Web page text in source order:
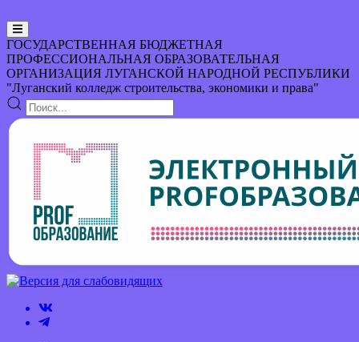
ГОСУДАРСТВЕННАЯ БЮДЖЕТНАЯ
ПРОФЕССИОНАЛЬНАЯ ОБРАЗОВАТЕЛЬНАЯ
ОРГАНИЗАЦИЯ ЛУГАНСКОЙ НАРОДНОЙ РЕСПУБЛИКИ
"Луганский колледж строительства, экономики и права"